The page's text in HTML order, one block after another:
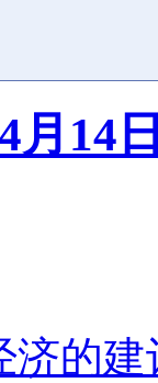
月14
济的